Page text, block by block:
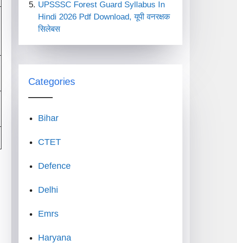
UPSSSC Forest Guard Syllabus In
Hindi 2026 Pdf Download, यूपी वनरक्षक
सिलेबस
Categories
Bihar
CTET
Defence
Delhi
Emrs
Haryana